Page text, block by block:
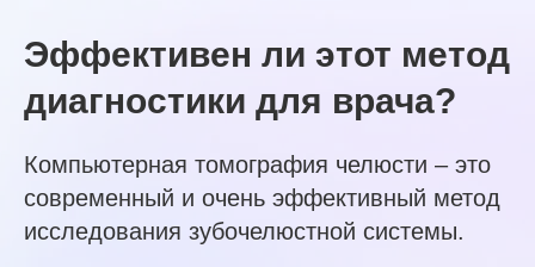
Эффективен ли этот метод
диагностики для врача?
Компьютерная томография челюсти – это
современный и очень эффективный метод
исследования зубочелюстной системы.